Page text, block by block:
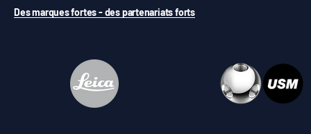
Des marques fortes - des partenariats forts